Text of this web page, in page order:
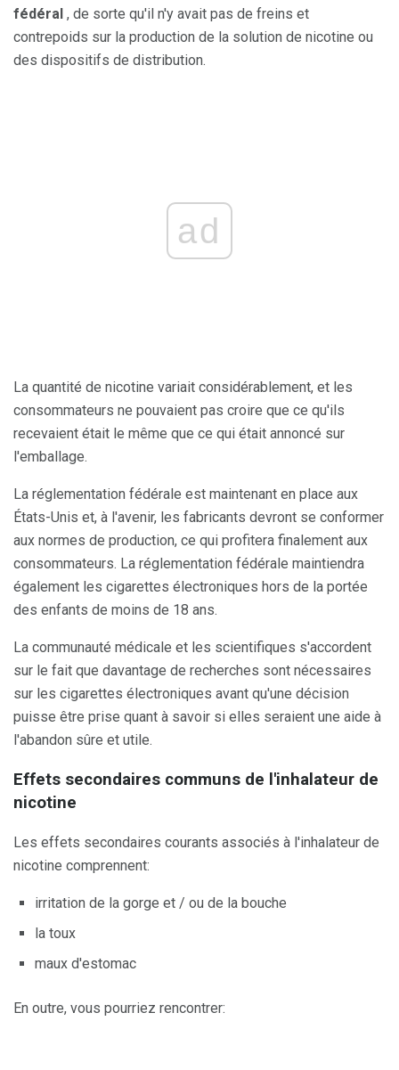
fédéral , de sorte qu'il n'y avait pas de freins et
contrepoids sur la production de la solution de nicotine ou
des dispositifs de distribution.
ad
La quantité de nicotine variait considérablement, et les
consommateurs ne pouvaient pas croire que ce qu'ils
recevaient était le même que ce qui était annoncé sur
l'emballage.
La réglementation fédérale est maintenant en place aux
États-Unis et, à l'avenir, les fabricants devront se conformer
aux normes de production, ce qui profitera finalement aux
consommateurs. La réglementation fédérale maintiendra
également les cigarettes électroniques hors de la portée
des enfants de moins de 18 ans.
La communauté médicale et les scientifiques s'accordent
sur le fait que davantage de recherches sont nécessaires
sur les cigarettes électroniques avant qu'une décision
puisse être prise quant à savoir si elles seraient une aide à
l'abandon sûre et utile.
Effets secondaires communs de l'inhalateur de
nicotine
Les effets secondaires courants associés à l'inhalateur de
nicotine comprennent:
irritation de la gorge et / ou de la bouche
la toux
maux d'estomac
En outre, vous pourriez rencontrer: